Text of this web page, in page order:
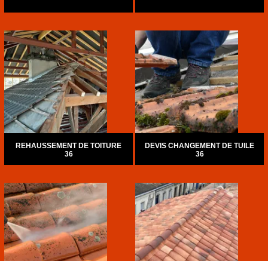
REHAUSSEMENT DE TOITURE
36
DEVIS CHANGEMENT DE TUILE
36